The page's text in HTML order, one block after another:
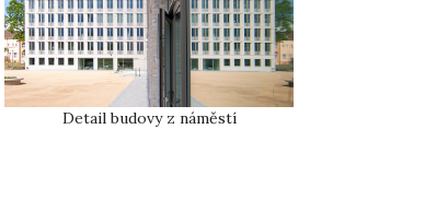
Detail budovy z náměstí